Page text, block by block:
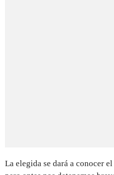
La elegida se dará a conocer